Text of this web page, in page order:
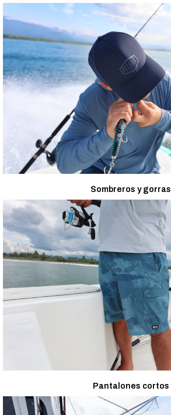
Sombreros y gorras
Pantalones cortos